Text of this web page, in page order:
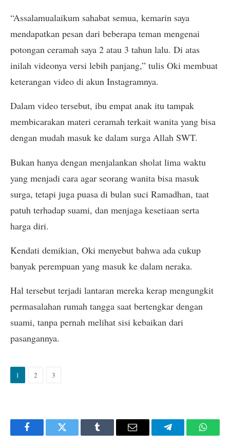
“Assalamualaikum sahabat semua, kemarin saya
mendapatkan pesan dari beberapa teman mengenai
potongan ceramah saya 2 atau 3 tahun lalu. Di atas
inilah videonya versi lebih panjang,” tulis Oki membuat
keterangan video di akun Instagramnya.
Dalam video tersebut, ibu empat anak itu tampak
membicarakan materi ceramah terkait wanita yang bisa
dengan mudah masuk ke dalam surga Allah SWT.
Bukan hanya dengan menjalankan sholat lima waktu
yang menjadi cara agar seorang wanita bisa masuk
surga, tetapi juga puasa di bulan suci Ramadhan, taat
patuh terhadap suami, dan menjaga kesetiaan serta
harga diri.
Kendati demikian, Oki menyebut bahwa ada cukup
banyak perempuan yang masuk ke dalam neraka.
Hal tersebut terjadi lantaran mereka kerap mengungkit
permasalahan rumah tangga saat bertengkar dengan
suami, tanpa pernah melihat sisi kebaikan dari
pasangannya.
1 2 3
FacebookTwitter Tumblr Email Telegram